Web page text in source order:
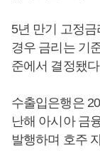
5년 만기 고정
경우 금리는 기
준에서 결정됐
수출입은행은
난해 아시아 금
발행하며 호주